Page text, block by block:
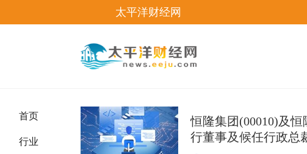
太平洋财经网
首页
行业
恒隆集团(00010)及
行董事及候任行政总